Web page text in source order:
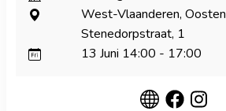
West-Vlaanderen,
Stenedorpstraat, 1
13 Juni 14:00 - 17:00